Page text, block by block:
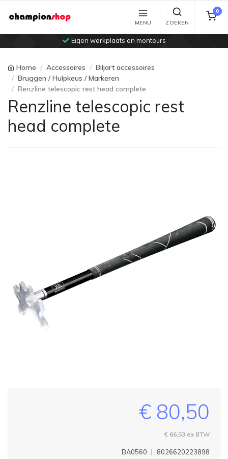
Eigen werkplaats en monteurs
MENU ZOEKEN
0
Home Accessoires
Biljart accessoires
Bruggen / Hulpkeus / Markeren
Renzline telescopic rest head complete
Renzline telescopic rest
head complete
€ 80,50
€ 66,53 ex BTW
8026620223898
|
BA0560